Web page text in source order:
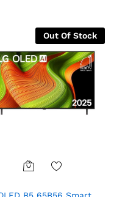
Out Of Stock